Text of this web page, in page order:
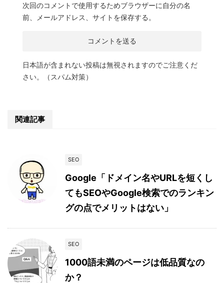
次回のコメントで使用するためブラウザーに自分の名
前、メールアドレス、サイトを保存する。
日本語が含まれない投稿は無視されますのでご注意くだ
さい。（スパム対策）
関連記事
SEO
Google「ドメイン名やURLを短くし
てもSEOやGoogle検索でのランキン
グの点でメリットはない」
SEO
1000語未満のページは低品質なの
か？